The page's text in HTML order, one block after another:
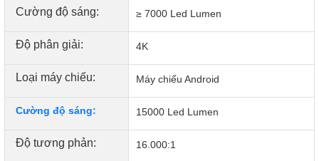
Cường độ sáng: ≥ 7000 Led Lumen
Độ phân giải: 4K
Loại máy chiếu: Máy chiếu Android
Cường độ sáng: 15000 Led Lumen
Độ tương phản: 16.000:1